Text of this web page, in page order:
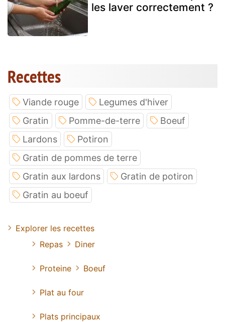
les laver correctement ?
Recettes
Viande rouge
Legumes d'hiver
Gratin
Pomme-de-terre
Boeuf
Lardons
Potiron
Gratin de pommes de terre
Gratin aux lardons
Gratin de potiron
Gratin au boeuf
Explorer les recettes
Repas
Diner
Proteine Boeuf
Plat au four
Plats principaux